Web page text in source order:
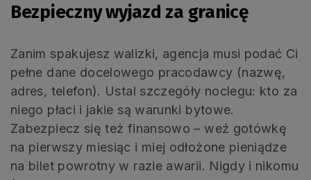
Bezpieczny wyjazd za granicę
Zanim spakujesz walizki, agencja musi podać Ci
pełne dane docelowego pracodawcy (nazwę,
adres, telefon). Ustal szczegóły noclegu: kto za
niego płaci i jakie są warunki bytowe.
Zabezpiecz się też finansowo – weź gotówkę
na pierwszy miesiąc i miej odłożone pieniądze
na bilet powrotny w razie awarii. Nigdy i nikomu